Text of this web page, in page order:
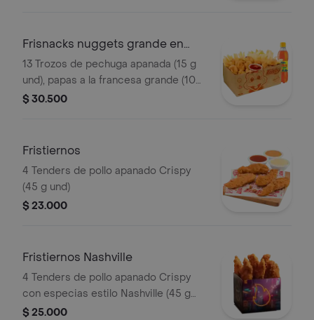
Frisnacks nuggets grande en
caja
13 Trozos de pechuga apanada (15 g
und), papas a la francesa grande (100
g), gaseosa (400 ml)
$ 30.500
Fristiernos
4 Tenders de pollo apanado Crispy
(45 g und)
$ 23.000
Fristiernos Nashville
4 Tenders de pollo apanado Crispy
con especias estilo Nashville (45 g
und), sirope de miel picante. Imagen
$ 25.000